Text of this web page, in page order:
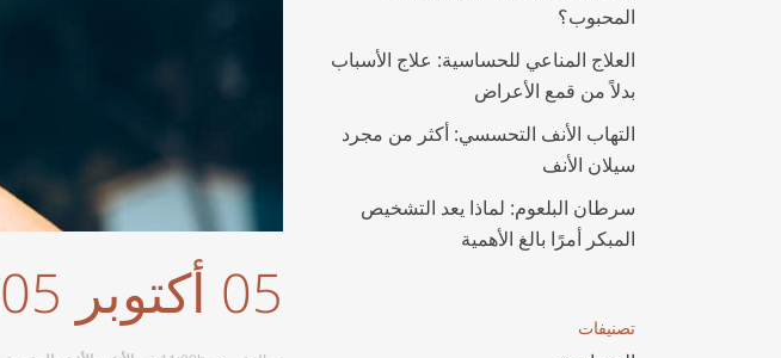
جراحة الحاجز الأنفي
الجبيرة الوظيفية. تجميل الأنف
جراحة الجيوب الأنفية الأنفية
بضع المحارة بالليزر
ارتدِ أذنيك
تنظير الأنف والأذن والحنجرة
المحبوب؟
العلاج المناعي للحساسية: علاج الأسباب
بدلاً من قمع الأعراض
التهاب الأنف التحسسي: أكثر من مجرد
سيلان الأنف
سرطان البلعوم: لماذا يعد التشخيص
المبكر أمرًا بالغ الأهمية
تصنيفات 05 أكتوبر 05